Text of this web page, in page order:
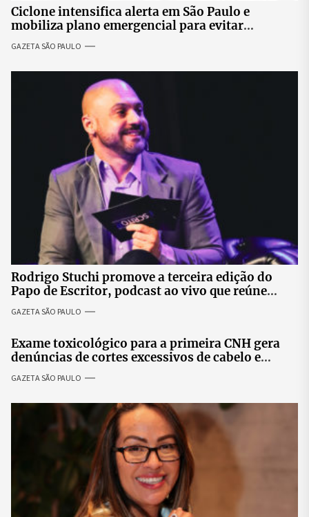
Ciclone intensifica alerta em São Paulo e
mobiliza plano emergencial para evitar
impactos no fornecimento de energia
GAZETA SÃO PAULO
Rodrigo Stuchi promove a terceira edição do
Papo de Escritor, podcast ao vivo que reúne
especialistas para discutir saúde mental e
prosperidade.
GAZETA SÃO PAULO
Exame toxicológico para a primeira CNH gera
denúncias de cortes excessivos de cabelo e
revolta entre candidatas
GAZETA SÃO PAULO